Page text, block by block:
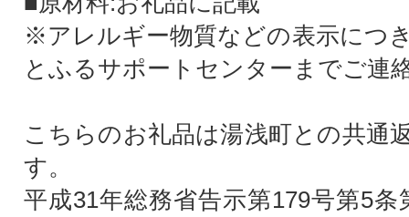
※アレルギー物質などの表示につ
とふるサポートセンターまでご連
こちらのお礼品は湯浅町との共通
す。
平成31年総務省告示第179号第5条